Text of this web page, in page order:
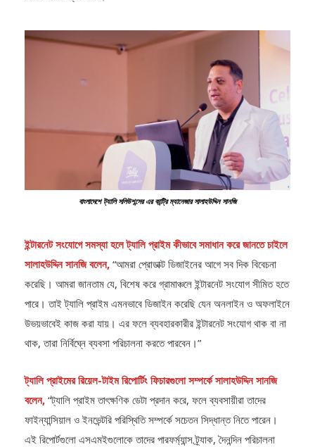
বাংলাদেশে ট্যালি সলিউশন্সের এর কান্ট্রি ম্যানেজার সালাহউদ্দিন সানজি
সালাহউদ্দিন সানজি বলেন,“আমরা প্রোডাক্ট ডিজাইনের আগে সব দিক বিবেচনা
করেছি। আমরা জানতাম যে, বিশেষ করে গ্রামাঞ্চলে ইন্টারনেট সংযোগ সীমিত হতে
পারে। তাই ট্যালি প্রাইম এমনভাবে ডিজাইন করেছি যেন অনলাইন ও অফলাইনে
উভয়ভাবেই কাজ করা যায়। এর ফলে ব্যবহারকারীর ইন্টারনেট সংযোগ থাক বা না
থাক, তারা নির্বিঘ্নে ব্যবসা পরিচালনা করতে পারবেন।”
বলেন, “ট্যালি প্রাইম তাৎক্ষণিক ডেটা প্রদান করে, ফলে ব্যবসায়ীরা তাদের
ফাইন্যান্সিয়াল ও ইনভেন্টরি পরিস্থিতি সম্পর্কে সচেতন সিদ্ধান্ত নিতে পারেন।
এই রিপোর্টগুলো এসএমইগুলোকে তাদের পারফর্ম্যান্স ট্র্যাক, দৈনন্দিন পরিচালনা